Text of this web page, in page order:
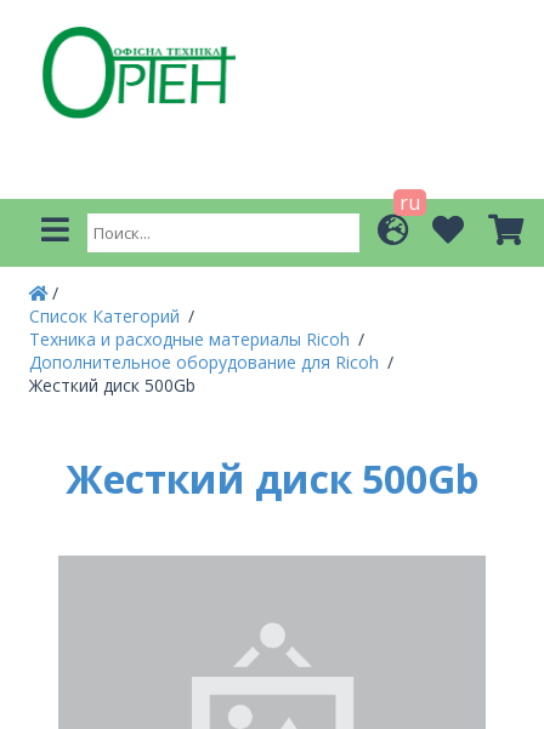
ru
Список Категорий
Техника и расходные материалы Ricoh
Дополнительное оборудование для Ricoh
Жесткий диск 500Gb
Жесткий диск 500Gb